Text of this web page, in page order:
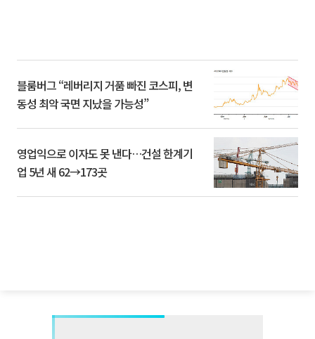
블룸버그 “레버리지 거품 빠진 코스피, 변
동성 최악 국면 지났을 가능성”
영업익으로 이자도 못 낸다…건설 한계기
업 5년 새 62→173곳